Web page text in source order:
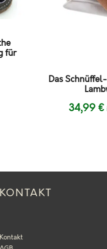
für
Das
34,99€